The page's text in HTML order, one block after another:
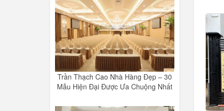
Trần Thạch Cao Nhà Hàng Đẹp – 30
Mẫu Hiện Đại Được Ưa Chuộng Nhất